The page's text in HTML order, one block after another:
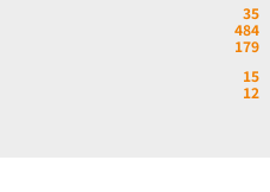
35
484
179
15
12